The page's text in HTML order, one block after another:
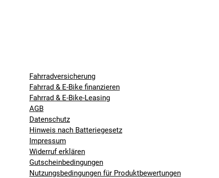
Fahrradversicherung
Fahrrad & E-Bike finanzieren
Fahrrad & E-Bike-Leasing
AGB
Datenschutz
Hinweis nach Batteriegesetz
Impressum
Widerruf erklären
Gutscheinbedingungen
Nutzungsbedingungen für Produktbewertungen